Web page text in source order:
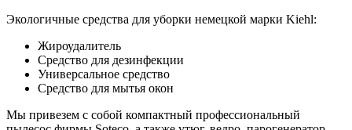
Экологичные средства для уборки немецкой марки Kiehl:
Жироудалитель
Средство для дезинфекции
Универсальное средство
Средство для мытья окон
Мы привезем с собой компактный профессиональный